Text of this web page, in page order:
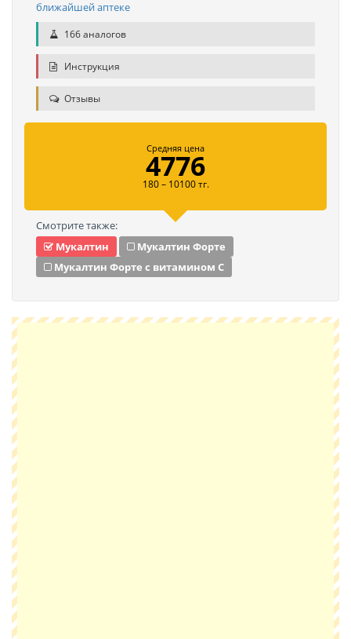
ближайшей аптеке
166 аналогов
Инструкция
Отзывы
Средняя цена
4776
180 – 10100 тг.
Смотрите также:
Мукалтин
Мукалтин Форте
Мукалтин Форте с витамином С